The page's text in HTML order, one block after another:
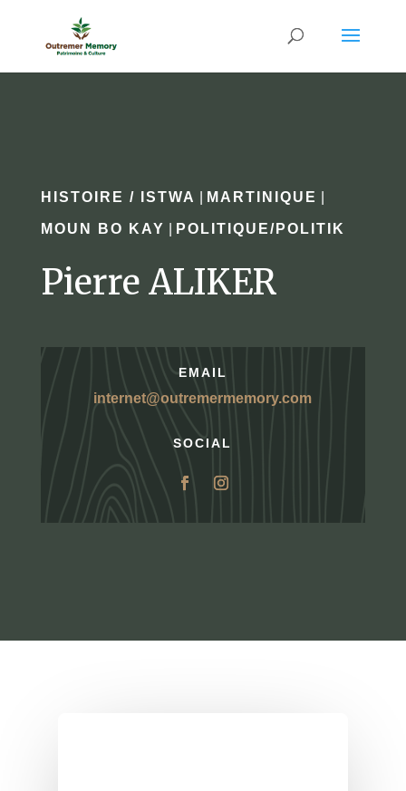
HISTOIRE / ISTWA MARTINIQUE
MOUN BO KAY POLITIQUE/POLITIK
Pierre ALIKER
EMAIL
internet@outremermemory.com
SOCIAL